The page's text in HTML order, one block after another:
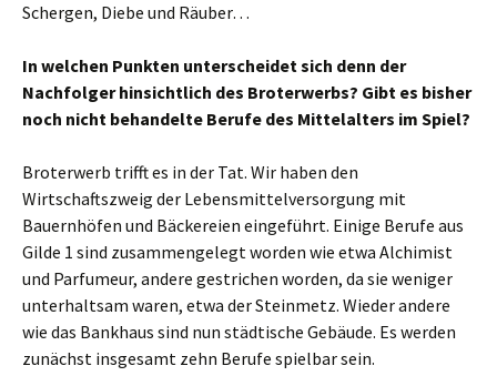
Schergen, Diebe und Räuber…
In welchen Punkten unterscheidet sich denn der
Nachfolger hinsichtlich des Broterwerbs? Gibt es bisher
noch nicht behandelte Berufe des Mittelalters im Spiel?
Broterwerb trifft es in der Tat. Wir haben den
Wirtschaftszweig der Lebensmittelversorgung mit
Bauernhöfen und Bäckereien eingeführt. Einige Berufe aus
Gilde 1 sind zusammengelegt worden wie etwa Alchimist
und Parfumeur, andere gestrichen worden, da sie weniger
unterhaltsam waren, etwa der Steinmetz. Wieder andere
wie das Bankhaus sind nun städtische Gebäude. Es werden
zunächst insgesamt zehn Berufe spielbar sein.